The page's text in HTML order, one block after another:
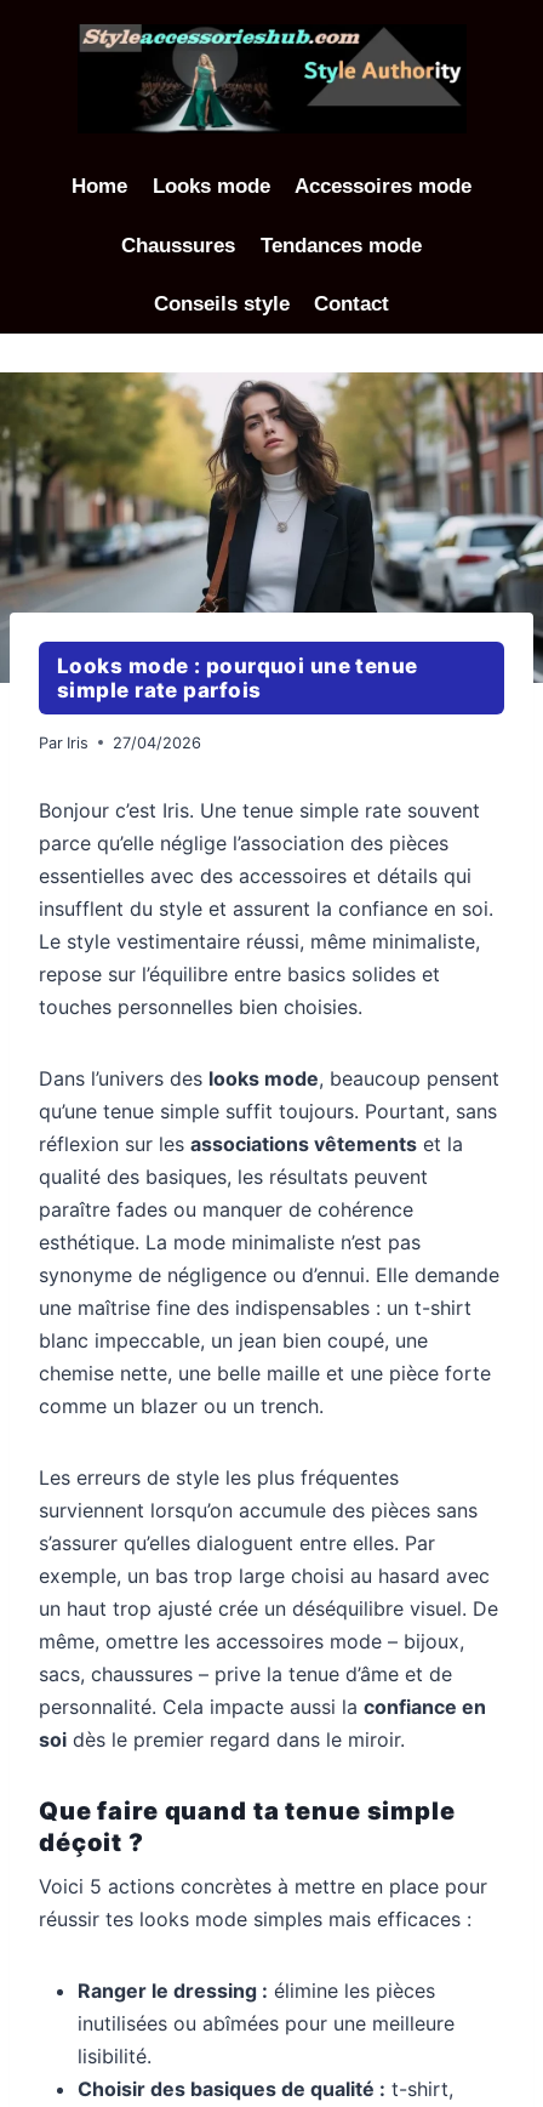
Home Looks mode Accessoires mode
Chaussures Tendances mode
Conseils style Contact
Looks mode : pourquoi une tenue
simple rate parfois
Par Iris 27/04/2026
Bonjour c’est Iris. Une tenue simple rate souvent
parce qu’elle néglige l’association des pièces
essentielles avec des accessoires et détails qui
insufflent du style et assurent la confiance en soi.
Le style vestimentaire réussi, même minimaliste,
repose sur l’équilibre entre basics solides et
touches personnelles bien choisies.
Dans l’univers des looks mode, beaucoup pensent
qu’une tenue simple suffit toujours. Pourtant, sans
réflexion sur les associations vêtements et la
qualité des basiques, les résultats peuvent
paraître fades ou manquer de cohérence
esthétique. La mode minimaliste n’est pas
synonyme de négligence ou d’ennui. Elle demande
une maîtrise fine des indispensables : un t-shirt
blanc impeccable, un jean bien coupé, une
chemise nette, une belle maille et une pièce forte
comme un blazer ou un trench.
Les erreurs de style les plus fréquentes
surviennent lorsqu’on accumule des pièces sans
s’assurer qu’elles dialoguent entre elles. Par
exemple, un bas trop large choisi au hasard avec
un haut trop ajusté crée un déséquilibre visuel. De
même, omettre les accessoires mode – bijoux,
sacs, chaussures – prive la tenue d’âme et de
personnalité. Cela impacte aussi la confiance en
soi dès le premier regard dans le miroir.
Que faire quand ta tenue simple
déçoit ?
Voici 5 actions concrètes à mettre en place pour
réussir tes looks mode simples mais efficaces :
Ranger le dressing : élimine les pièces
inutilisées ou abîmées pour une meilleure
lisibilité.
Choisir des basiques de qualité : t-shirt,